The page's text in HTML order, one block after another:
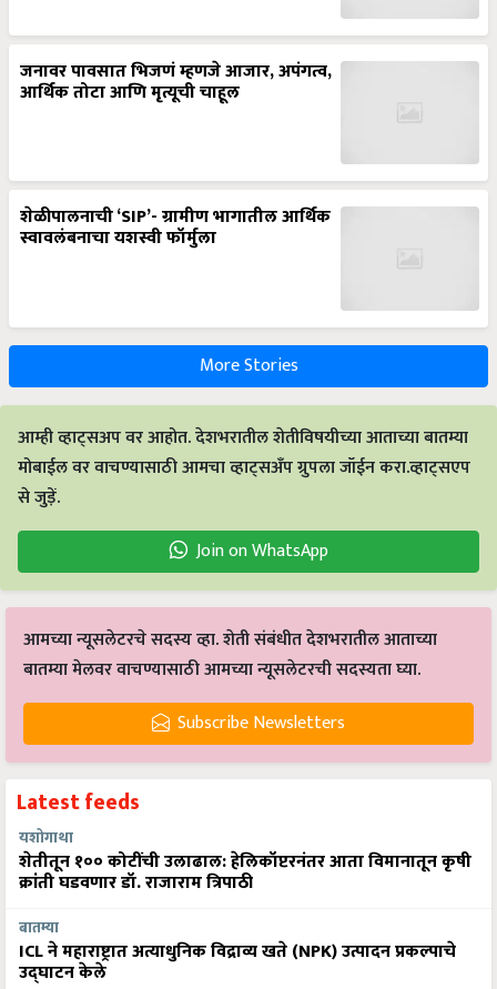
जनावर पावसात भिजणं म्हणजे आजार, अपंगत्व,
आर्थिक तोटा आणि मृत्यूची चाहूल
शेळीपालनाची ‘SIP’- ग्रामीण भागातील आर्थिक
स्वावलंबनाचा यशस्वी फॉर्मुला
More Stories
आम्ही व्हाट्सअप वर आहोत. देशभरातील शेतीविषयीच्या आताच्या बातम्या
मोबाईल वर वाचण्यासाठी आमचा व्हाट्सअँप ग्रुपला जॉईन करा.व्हाट्सएप
से जुड़ें.
Join on WhatsApp
आमच्या न्यूसलेटरचे सदस्य व्हा. शेती संबंधीत देशभरातील आताच्या
बातम्या मेलवर वाचण्यासाठी आमच्या न्यूसलेटरची सदस्यता घ्या.
Subscribe Newsletters
Latest feeds
यशोगाथा
शेतीतून १०० कोटींची उलाढाल: हेलिकॉप्टरनंतर आता विमानातून कृषी
क्रांती घडवणार डॉ. राजाराम त्रिपाठी
बातम्या
ICL ने महाराष्ट्रात अत्याधुनिक विद्राव्य खते (NPK) उत्पादन प्रकल्पाचे
उद्घाटन केले